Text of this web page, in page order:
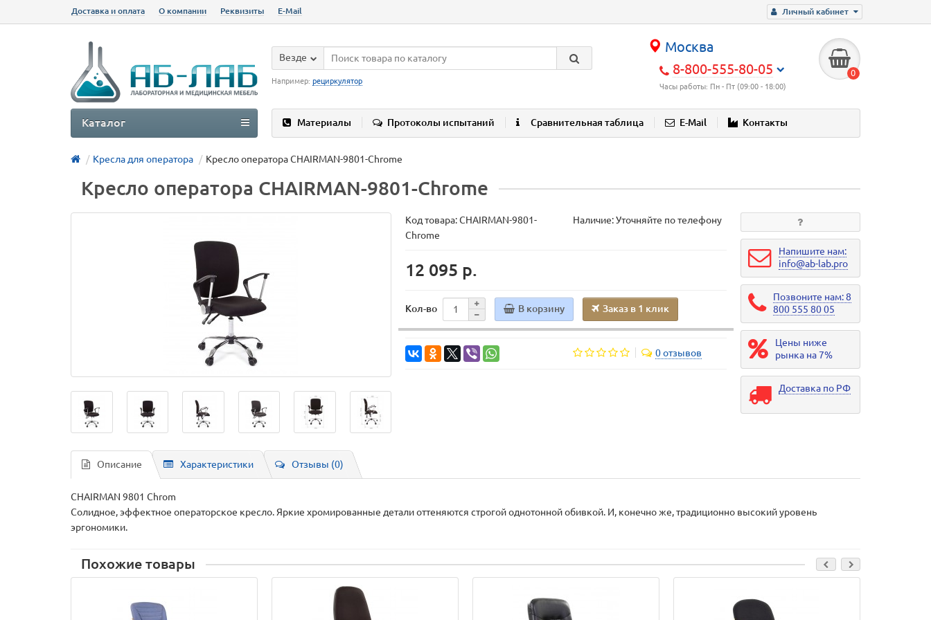
Личный кабинет
Доставка и оплата О компании Реквизиты E-Mail
Москва
8-800-555-80-05
Часы работы: Пн - Пт (09:00 - 18:00)
0
Везде
Например: рециркулятор
Материалы Протоколы испытаний Сравнительная таблица E-Mail Контакты
Каталог
Кресла для оператора Кресло оператора CHAIRMAN-9801-Chrome
Кресло оператора CHAIRMAN-9801-Chrome
Код товара:CHAIRMAN-9801-
Chrome
Наличие: Уточняйте по телефону
12 095 р.
Кол-во В корзину Заказ в 1 клик
0 отзывов
Напишите нам:
info@ab-lab.pro
Позвоните нам: 8
800 555 80 05
Цены ниже
рынка на 7%
Доставка по РФ
Описание Характеристики Отзывы (0)
CHAIRMAN 9801 Chrom
Солидное, эффектное операторское кресло. Яркие хромированные детали оттеняются строгой однотонной обивкой. И, конечно же, традиционно высокий уровень
эргономики.
Похожие товары